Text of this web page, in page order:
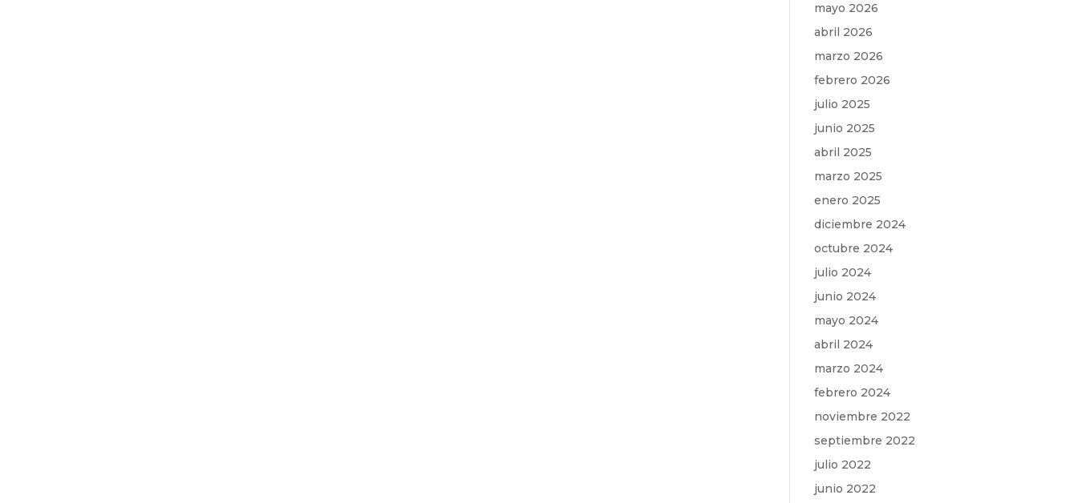
mayo 2026
abril 2026
marzo 2026
febrero 2026
julio 2025
junio 2025
abril 2025
marzo 2025
enero 2025
diciembre 2024
octubre 2024
julio 2024
junio 2024
mayo 2024
abril 2024
marzo 2024
febrero 2024
noviembre 2022
septiembre 2022
julio 2022
junio 2022